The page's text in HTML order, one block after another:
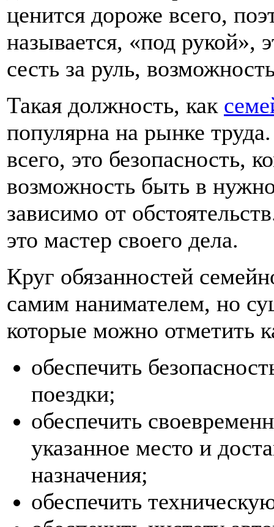
ценится дороже всего,
называется, «под рукой»,
сесть за руль,
Такая должность, как
популярна на рынке
всего, это безопасность,
возможность быть в
зависимо от
это мастер своего дела.
Круг обязанностей
самим нанимателем, но
которые можно отметить
обеспечить
поездки;
обеспечить
указанное место и
назначения;
обеспечить